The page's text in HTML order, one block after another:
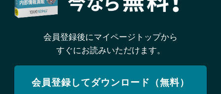
会員登録後にマイページトップから
すぐにお読みいただけます。
会員登録してダウンロード（無料）